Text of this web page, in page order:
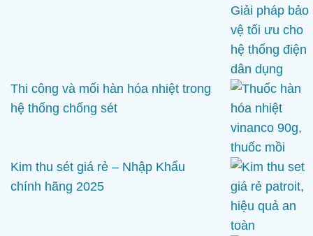
Thi công và mối hàn hóa nhiệt trong
hệ thống chống sét
Kim thu sét giá rẻ – Nhập Khẩu
chính hãng 2025